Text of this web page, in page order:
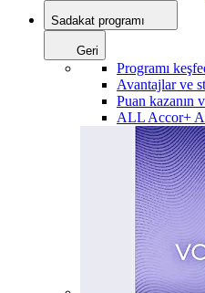
Sadakat programı
Geri
Programı
Avantajlar ve
Puan kazanın
ALL Accor+